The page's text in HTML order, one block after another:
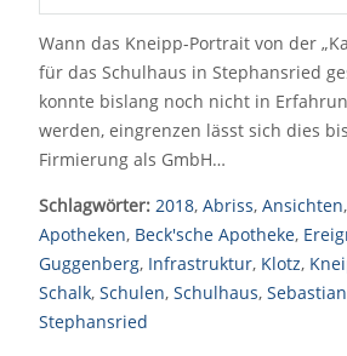
Wann das Kneipp-Portrait von der
für das Schulhaus in Stephansried
konnte bislang noch nicht in
werden, eingrenzen lässt sich dies
Firmierung als GmbH…
Schlagwörter: 2018, Abriss, Ansichten,
Apotheken, Beck'sche Apotheke,
Guggenberg, Infrastruktur, Klotz,
Schalk, Schulen, Schulhaus,
Stephansried